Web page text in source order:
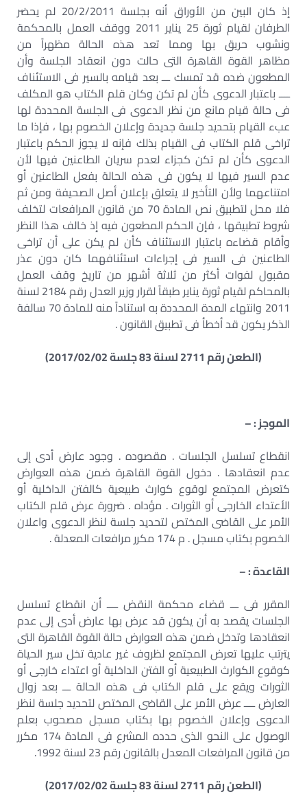
إذ كان البين من الأوراق أنه بجلسة 20/2/2011 لم يحضر
الطرفان لقيام ثورة 25 يناير 2011 ووقف العمل بالمحكمة
ونشوب حريق بها ومما تعد هذه الحالة مظهراً من
مظاهر القوة القاهرة التى حالت دون انعقاد الجلسة وأن
المطعون ضده قد تمسك ـــ بعد قيامه بالسير فى الاستئناف
ــــ باعتبار الدعوى كأن لم تكن وكان قلم الكتاب هو المكلف
فى حالة قيام مانع من نظر الدعوى فى الجلسة المحددة لها
عبء القيام بتحديد جلسة جديدة وإعلان الخصوم بها ، فإذا ما
تراخى قلم الكتاب فى القيام بذلك فإنه لا يجوز الحكم باعتبار
الدعوى كأن لم تكن كجزاء لعدم سريان الطاعنين فيها لأن
عدم السير فيها لا يكون فى هذه الحالة بفعل الطاعنين أو
امتناعهما ولأن التأخير لا يتعلق بإعلان أصل الصحيفة ومن ثم
فلا محل لتطبيق نص المادة 70 من قانون المرافعات لتخلف
شروط تطبيقها ، فإن الحكم المطعون فيه إذ خالف هذا النظر
وأقام قضاءه باعتبار الاستئناف كأن لم يكن على أن تراخى
الطاعنين فى السير فى إجراءات استئنافهما كان دون عذر
مقبول لفوات أكثر من ثلاثة أشهر من تاريخ وقف العمل
بالمحاكم لقيام ثورة يناير طبقاً لقرار وزير العدل رقم 2184 لسنة
2011 وانتهاء المدة المحددة به استناداً منه للمادة 70 سالفة
الذكر يكون قد أخطأ فى تطبيق القانون .
(الطعن رقم 2711 لسنة 83 جلسة 2017/02/02)
الموجز : –
انقطاع تسلسل الجلسات . مقصوده . وجود عارض أدى إلى
عدم انعقادها . دخول القوة القاهرة ضمن هذه العوارض
كتعرض المجتمع لوقوع كوارث طبيعية كالفتن الداخلية أو
الأعتداء الخارجى أو الثورات . مؤداه . ضرورة عرض قلم الكتاب
الأمر على القاضى المختص لتحديد جلسة لنظر الدعوى واعلان
الخصوم بكتاب مسجل . م 174 مكرر مرافعات المعدلة .
القاعدة : –
المقرر فى ـــ قضاء محكمة النقض ــــ أن انقطاع تسلسل
الجلسات يقصد به أن يكون قد عرض بها عارض أدى إلى عدم
انعقادها وتدخل ضمن هذه العوارض حالة القوة القاهرة التى
يترتب عليها تعرض المجتمع لظروف غير عادية تخل سير الحياة
كوقوع الكوارث الطبيعية أو الفتن الداخلية أو اعتداء خارجى أو
الثورات ويقع على قلم الكتاب فى هذه الحالة ـــ بعد زوال
العارض ــــ عرض الأمر على القاضى المختص لتحديد جلسة لنظر
الدعوى وإعلان الخصوم بها بكتاب مسجل مصحوب بعلم
الوصول على النحو الذى حدده المشرع فى المادة 174 مكرر
من قانون المرافعات المعدل بالقانون رقم 23 لسنة 1992.
(الطعن رقم 2711 لسنة 83 جلسة 2017/02/02)